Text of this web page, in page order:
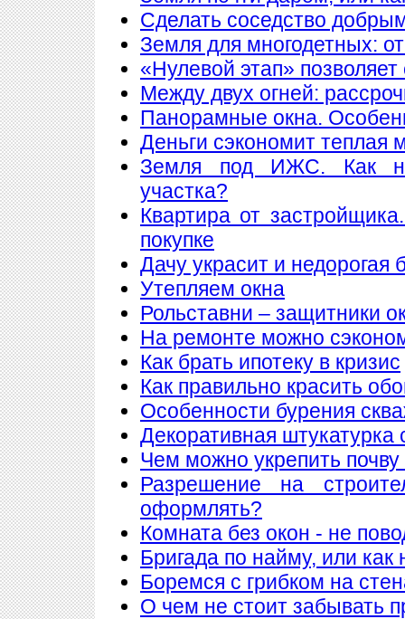
Сделать соседство
Земля для многодетных:
«Нулевой этап»
Между двух огней:
Панорамные окна.
Деньги сэкономит теплая
Земля под ИЖС. Как
участка?
Квартира от
покупке
Дачу украсит и недорогая
Утепляем окна
Рольставни – защитники
На ремонте можно
Как брать ипотеку в кризис
Как правильно красить
Особенности бурения
Декоративная штукатурка
Чем можно укрепить почву
Разрешение на
оформлять?
Комната без окон - не
Бригада по найму, или как
Боремся с грибком на
О чем не стоит забывать